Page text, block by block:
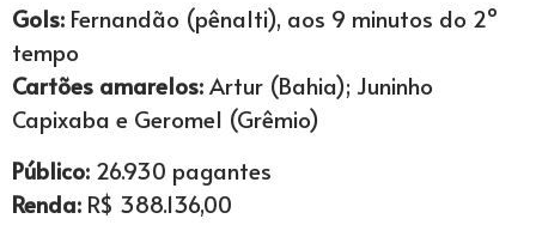
Gols: Fernandão (pênalti), aos 9 minutos do 2º
tempo
Cartões amarelos:Artur (Bahia); Juninho
Capixaba e Geromel (Grêmio)
Público: 26.930 pagantes
Renda: R$ 388.136,00